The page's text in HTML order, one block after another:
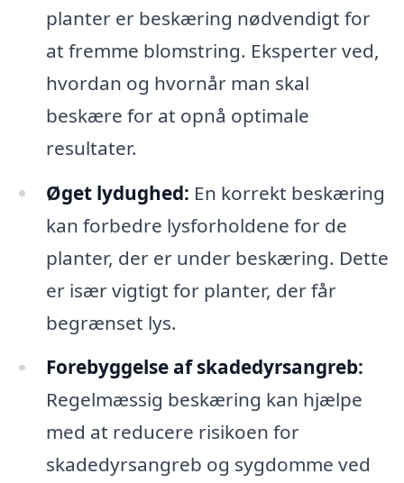
planter er beskæring nødvendigt for
at fremme blomstring. Eksperter ved,
hvordan og hvornår man skal
beskære for at opnå optimale
resultater.
Øget lydughed: En korrekt beskæring
kan forbedre lysforholdene for de
planter, der er under beskæring. Dette
er især vigtigt for planter, der får
begrænset lys.
Forebyggelse af skadedyrsangreb:
Regelmæssig beskæring kan hjælpe
med at reducere risikoen for
skadedyrsangreb og sygdomme ved